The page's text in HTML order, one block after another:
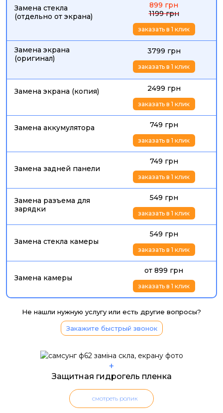
Замена стекла
(отдельно от экрана)
899 грн
1199 грн
заказать в 1 клик
Замена экрана
(оригинал)
3799 грн
заказать в 1 клик
Замена экрана (копия) 2499 грн
заказать в 1 клик
Замена аккумулятора 749 грн
заказать в 1 клик
Замена задней панели
749 грн
заказать в 1 клик
Замена разъема для
зарядки
549 грн
заказать в 1 клик
Замена стекла камеры
549 грн
заказать в 1 клик
Замена камеры
от 899 грн
заказать в 1 клик
Не нашли нужную услугу или есть другие вопросы?
Закажите быстрый звонок
+
Защитная гидрогель пленка
смотреть ролик